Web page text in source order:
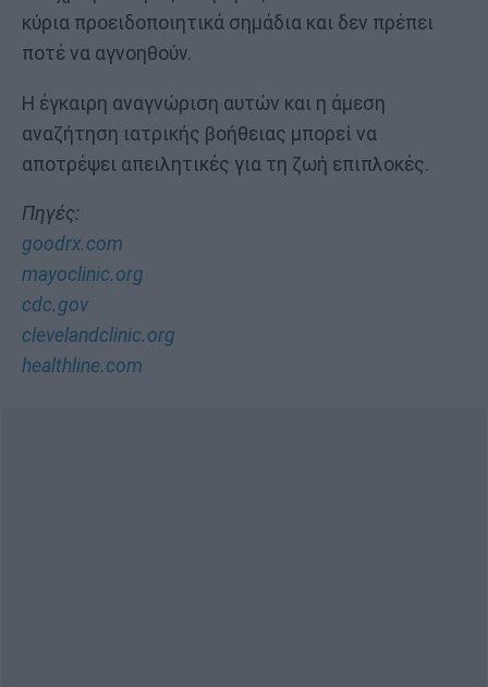
κύρια προειδοποιητικά σημάδια και δεν πρέπει
ποτέ να αγνοηθούν.
Η έγκαιρη αναγνώριση αυτών και η άμεση
αναζήτηση ιατρικής βοήθειας μπορεί να
αποτρέψει απειλητικές για τη ζωή επιπλοκές.
Πηγές:
goodrx.com
mayoclinic.org
cdc.gov
clevelandclinic.org
healthline.com